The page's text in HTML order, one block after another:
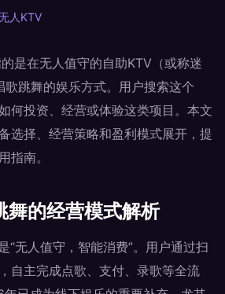
人KTV
是在无人值守的自助KTV（或称迷
歌跳舞的娱乐方式。用户搜索这个
何投资、经营或体验这类项目。本文
选择、经营策略和盈利模式展开，提
指南。
的经营模式解析
“无人值守，智能消费”。用户通过扫
自主完成点歌、支付、录歌等全流